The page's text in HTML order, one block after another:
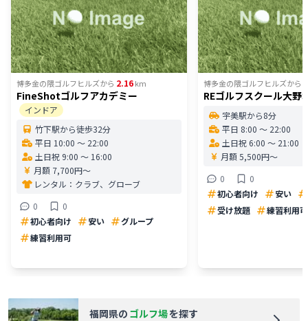
博多金の隈ゴルフヒルズから 2.16km
FineShotゴルフアカデミー
インドア
竹下駅から徒歩32分
平日 10:00 〜 22:00
土日祝 9:00 〜 16:00
月額 7,700円〜
レンタル： クラブ、グローブ
0
0
初心者向け
安い
グループ
練習利用可
博多金の隈ゴルフヒルズから
REゴルフスクール大野
宇美駅から8分
平日 8:00 〜 22:00
土日祝 6:00 〜 21:00
月額 5,500円〜
0
0
初心者向け
安い
受け放題
練習利用可
福岡県の ゴルフ場を探す